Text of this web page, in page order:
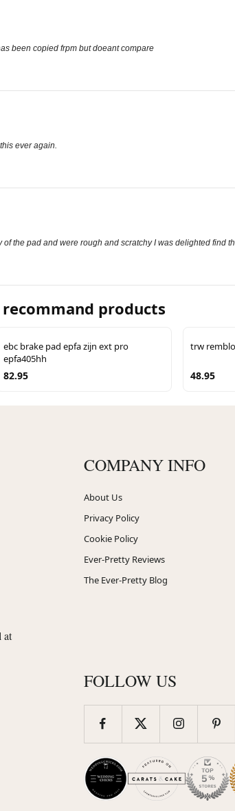
been copied frpm but doeant compare
ever again.
the pad and were rough and scratchy I was delighted find
recommand products
ebc brake pad epfa zijn ext pro
epfa405hh
82.95
trw
48.95
at
COMPANY INFO
About Us
Privacy Policy
Cookie Policy
Ever-Pretty Reviews
The Ever-Pretty Blog
FOLLOW US